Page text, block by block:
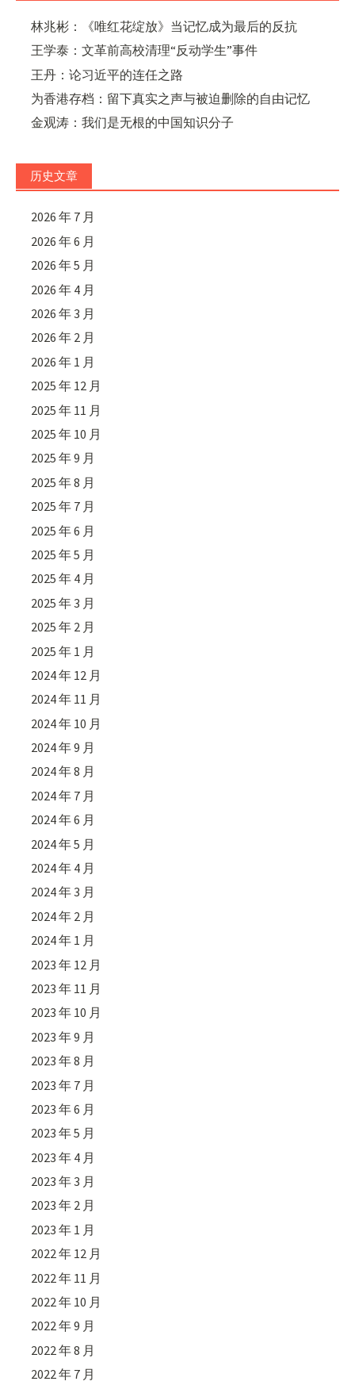
林兆彬：《唯红花绽放》当记忆成为最后的反抗
王学泰：文革前高校清理“反动学生”事件
王丹：论习近平的连任之路
为香港存档：留下真实之声与被迫删除的自由记忆
金观涛：我们是无根的中国知识分子
历史文章
2026 年 7 月
2026 年 6 月
2026 年 5 月
2026 年 4 月
2026 年 3 月
2026 年 2 月
2026 年 1 月
2025 年 12 月
2025 年 11 月
2025 年 10 月
2025 年 9 月
2025 年 8 月
2025 年 7 月
2025 年 6 月
2025 年 5 月
2025 年 4 月
2025 年 3 月
2025 年 2 月
2025 年 1 月
2024 年 12 月
2024 年 11 月
2024 年 10 月
2024 年 9 月
2024 年 8 月
2024 年 7 月
2024 年 6 月
2024 年 5 月
2024 年 4 月
2024 年 3 月
2024 年 2 月
2024 年 1 月
2023 年 12 月
2023 年 11 月
2023 年 10 月
2023 年 9 月
2023 年 8 月
2023 年 7 月
2023 年 6 月
2023 年 5 月
2023 年 4 月
2023 年 3 月
2023 年 2 月
2023 年 1 月
2022 年 12 月
2022 年 11 月
2022 年 10 月
2022 年 9 月
2022 年 8 月
2022 年 7 月